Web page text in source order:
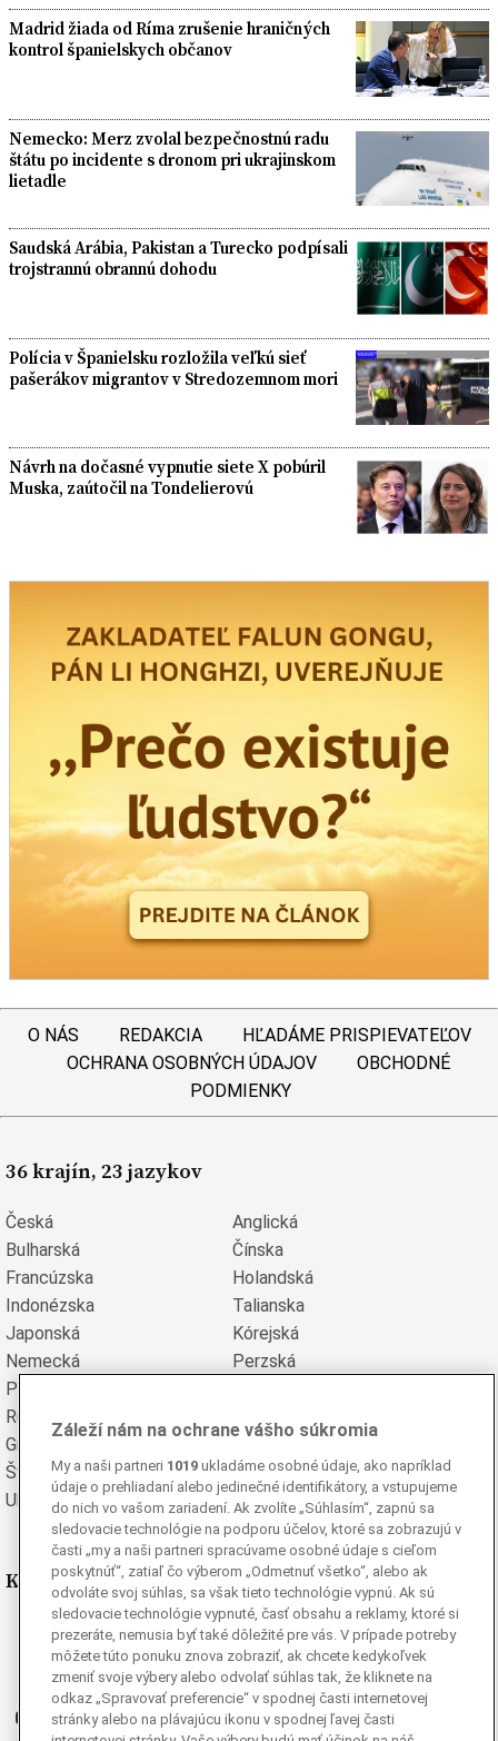
Madrid žiada od Ríma zrušenie hraničných
kontrol španielskych občanov
Nemecko: Merz zvolal bezpečnostnú radu
štátu po incidente s dronom pri ukrajinskom
lietadle
Saudská Arábia, Pakistan a Turecko podpísali
trojstrannú obrannú dohodu
Polícia v Španielsku rozložila veľkú sieť
pašerákov migrantov v Stredozemnom mori
Návrh na dočasné vypnutie siete X pobúril
Muska, zaútočil na Tondelierovú
O NÁS REDAKCIA
HĽADÁME PRISPIEVATEĽOV
OCHRANA OSOBNÝCH ÚDAJOV
OBCHODNÉ
PODMIENKY
36 krajín, 23 jazykov
Česká
Anglická
Bulharská
Čínska
Francúzska
Holandská
Indonézska
Talianska
Japonská
Kórejská
Nemecká
Perzská
Poľská
Rumunská
Grécka
Švédska
Turecká
Ukrajinská
Vietnamská
Kde nás nájdete
Facebook
Instagram
Ganjing
Youtube
Záleží nám na ochrane vášho súkromia
My a naši partneri 1019 ukladáme osobné údaje, ako napríklad
údaje o prehliadaní alebo jedinečné identifikátory, a vstupujeme
do nich vo vašom zariadení. Ak zvolíte „Súhlasím“, zapnú sa
sledovacie technológie na podporu účelov, ktoré sa zobrazujú v
časti „my a naši partneri spracúvame osobné údaje s cieľom
poskytnúť“, zatiaľ čo výberom „Odmetnuť všetko“, alebo ak
odvoláte svoj súhlas, sa však tieto technológie vypnú. Ak sú
sledovacie technológie vypnuté, časť obsahu a reklamy, ktoré si
prezeráte, nemusia byť také dôležité pre vás. V prípade potreby
môžete túto ponuku znova zobraziť, ak chcete kedykoľvek
zmeniť svoje výbery alebo odvolať súhlas tak, že kliknete na
odkaz „Spravovať preferencie“ v spodnej časti internetovej
stránky alebo na plávajúcu ikonu v spodnej ľavej časti